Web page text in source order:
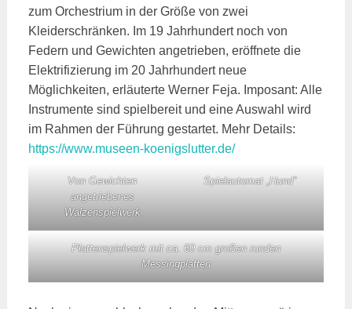
zum Orchestrium in der Größe von zwei
Kleiderschränken. Im 19 Jahrhundert noch von
Federn und Gewichten angetrieben, eröffnete die
Elektrifizierung im 20 Jahrhundert neue
Möglichkeiten, erläuterte Werner Feja. Imposant: Alle
Instrumente sind spielbereit und eine Auswahl wird
im Rahmen der Führung gestartet. Mehr Details:
https://www.museen-koenigslutter.de/
Von Gewichten
angetriebenes
Walzenspielwerk
Spielautomat „Hund“
Plattenspielwerk mit ca. 60 cm großen runden
Messingplatten